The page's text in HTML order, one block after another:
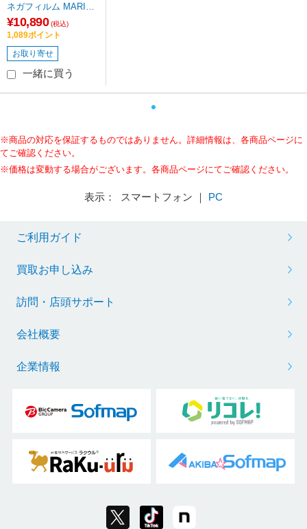
ネガフィルム MARIX-I
SO400-BW-100
¥10,890 (税込)
1,089ポイント
お取り寄せ
一緒に買う
※商品の対応を保証するものではありません。詳細情報は、各商品ページに
てご確認ください。
※価格は変動する場合がございます。各商品ページにてご確認ください。
表示： スマートフォン ｜ PC
ご利用ガイド
買取お申し込み
訪問・店頭サポート
会社概要
企業情報